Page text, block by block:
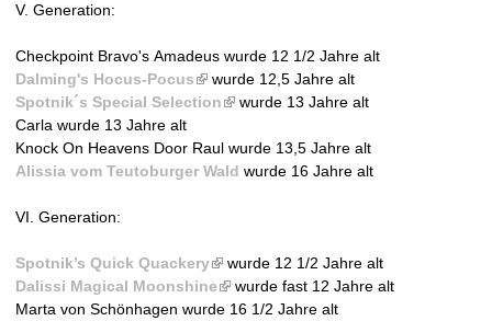
)
a
l
)
t
e
r
a
l
x
t
e
n
a
e
x
t
r
n
i
s
e
t
e
l
)
V. Generation:
Checkpoint Bravo's Amadeus wurde 12 1/2 Jahre alt
Dalming's Hocus-Pocus(
l
n
k
x
t
e
wurde 12,5 Jahre alt
Spotnik´s Special Selection(
i
n
e
x
t
wurde 13 Jahre alt
Carla wurde 13 Jahre alt
Knock On Heavens Door Raul wurde 13,5 Jahre alt
Alissia vom Teutoburger Wald wurde 16 Jahre alt
VI. Generation:
Spotnik’s Quick Quackery(
l
i
wurde 12 1/2 Jahre alt
Dalissi Magical Moonshine(
l
wurde fast 12 Jahre alt
Marta von Schönhagen wurde 16 1/2 Jahre alt